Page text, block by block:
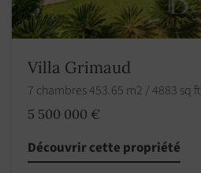
Villa Grimaud
7 chambres 453.65 m2 / 4883 sq ft
5 500 000 €
Découvrir cette propriété